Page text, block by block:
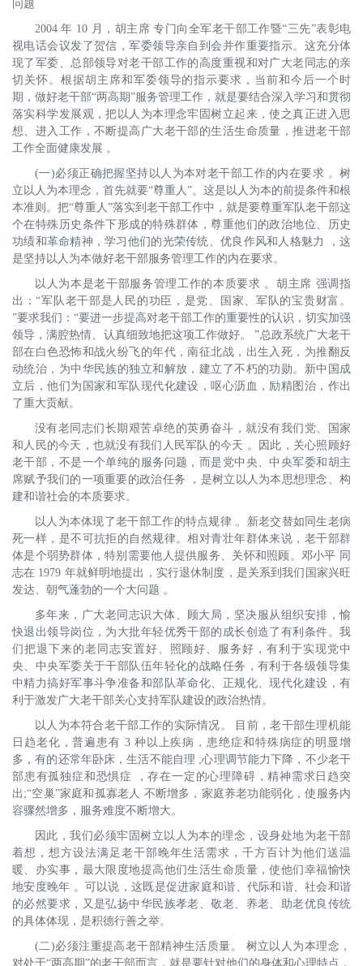
问题
2004 年 10 月，胡主席 专门向全军老干部工作暨“三先”表彰电
视电话会议发了贺信，军委领导亲自到会并作重要指示。这充分体
现了军委、总部领导对老干部工作的高度重视和对广大老同志的亲
切关怀。根据胡主席和军委领导的指示要求，当前和今后一个时
期，做好老干部“两高期”服务管理工作，就是要结合深入学习和贯彻
落实科学发展观，把以人为本理念牢固树立起来，使之真正进入思
想、进入工作，不断提高广大老干部的生活生命质量，推进老干部
工作全面健康发展 。
(一)必须正确把握坚持以人为本对老干部工作的内在要求 。树
立以人为本理念，首先就要“尊重人”。这是以人为本的前提条件和根
本准则。把“尊重人”落实到老干部工作中，就是要尊重军队老干部这
个在特殊历史条件下形成的特殊群体，尊重他们的政治地位、历史
功绩和革命精神，学习他们的光荣传统、优良作风和人格魅力 ，这
是坚持以人为本做好老干部服务管理工作的内在要求。
以人为本是老干部服务管理工作的本质要求 。胡主席 强调指
出：“军队老干部是人民的功臣，是党、国家、军队的宝贵财富。
”要求我们：“要进一步提高对老干部工作的重要性的认识，切实加强
领导，满腔热情、认真细致地把这项工作做好。 ”总政系统广大老干
部在白色恐怖和战火纷飞的年代，南征北战，出生入死，为推翻反
动统治，为中华民族的独立和解放，建立了不朽的功勋。新中国成
立后，他们为国家和军队现代化建设，呕心沥血，励精图治，作出
了重大贡献。
没有老同志们长期艰苦卓绝的英勇奋斗，就没有我们党、国家
和人民的今天，也就没有我们人民军队的今天 。因此，关心照顾好
老干部，不是一个单纯的服务问题，而是党中央、中央军委和胡主
席赋予我们的一项重要的政治任务 ，是树立以人为本思想理念、构
建和谐社会的本质要求。
以人为本体现了老干部工作的特点规律 。新老交替如同生老病
死一样，是不可抗拒的自然规律。相对青壮年群体来说，老干部群
体是个弱势群体，特别需要他人提供服务、关怀和照顾。邓小平 同
志在 1979 年就鲜明地提出，实行退休制度，是关系到我们国家兴旺
发达、朝气蓬勃的一个大问题 。
多年来，广大老同志识大体、顾大局，坚决服从组织安排，愉
快退出领导岗位，为大批年轻优秀干部的成长创造了有利条件。我
们把退下来的老同志安置好、照顾好、服务好，有利于实现党中
央、中央军委关于干部队伍年轻化的战略任务，有利于各级领导集
中精力搞好军事斗争准备和部队革命化、正规化、现代化建设，有
利于激发广大老干部关心支持军队建设的政治热情。
以人为本符合老干部工作的实际情况。 目前，老干部生理机能
日趋老化，普遍患有 3 种以上疾病，患绝症和特殊病症的明显增
多，有的还常年卧床，生活不能自理 ;心理调节能力下降，不少老干
部患有孤独症和恐惧症 ，存在一定的心理障碍，精神需求日趋突
出;“空巢”家庭和孤寡老人 不断增多，家庭养老功能弱化，使服务内
容骤然增多，服务难度不断增大。
因此，我们必须牢固树立以人为本的理念，设身处地为老干部
着想，想方设法满足老干部晚年生活需求，千方百计为他们送温
暖、办实事，最大限度地提高他们生活生命质量，使他们幸福愉快
地安度晚年 。可以说，这既是促进家庭和谐、代际和谐、社会和谐
的必然要求，又是弘扬中华民族孝老、敬老、养老、助老优良传统
的具体体现，是积德行善之举。
(二)必须注重提高老干部精神生活质量。 树立以人为本理念，
对处于“两高期”的老干部而言，就是要针对他们的身体和心理特点，